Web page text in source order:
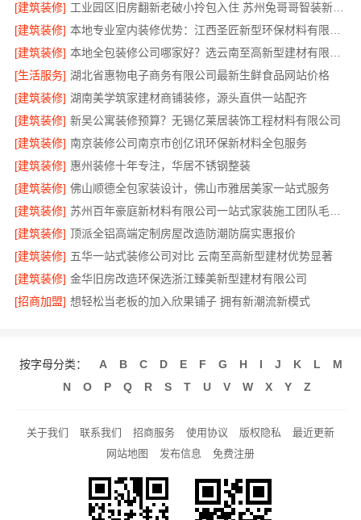
[建筑装修]
工业园区旧房翻新老破小拎包入住 苏州兔哥哥智装新材料有限公司
[建筑装修]
[建筑装修]
[生活服务] 湖北省惠物电子商务有限公司最新生鲜食品网站价格
[建筑装修] 湖南美学筑家建材商铺装修，源头直供一站配齐
[建筑装修] 新吴公寓装修预算？无锡亿莱居装饰工程材料有限公司
[建筑装修] 南京装修公司南京市创亿讯环保新材料全包服务
[建筑装修] 惠州装修十年专注，华居不锈钢整装
[建筑装修] 佛山顺德全包家装设计，佛山市雅居美家一站式服务
[建筑装修]
[建筑装修] 顶派全铝高端定制房屋改造防潮防腐实惠报价
[建筑装修] 五华一站式装修公司对比 云南至高新型建材优势显著
[建筑装修] 金华旧房改造环保选浙江臻美新型建材有限公司
[招商加盟] 想轻松当老板的加入欣果铺子 拥有新潮流新模式
按字母分类： A B C D E F G H I J K L
M
N
O P Q R S T U V W X Y Z
关于我们 联系我们 招商服务 使用协议 版权隐私
最近更新
网站地图
发布信息 免费注册